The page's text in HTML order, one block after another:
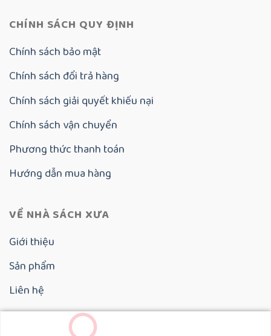
CHÍNH SÁCH QUY ĐỊNH
Chính sách bảo mật
Chính sách đổi trả hàng
Chính sách giải quyết khiếu nại
Chính sách vận chuyển
Phương thức thanh toán
Hướng dẫn mua hàng
VỀ NHÀ SÁCH XƯA
Giới thiệu
Sản phẩm
Liên hệ